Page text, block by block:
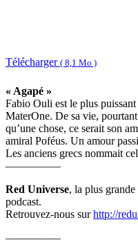
Télécharger ( 8,1 Mo )
« Agapé »
Fabio Ouli est le plus
MaterOne. De sa vie,
qu’une chose, ce serait son
amiral Poféus. Un amour
Les anciens grecs nommait
—————
Red Universe, la plus grande
podcast.
Retrouvez-nous surhttp://
—————